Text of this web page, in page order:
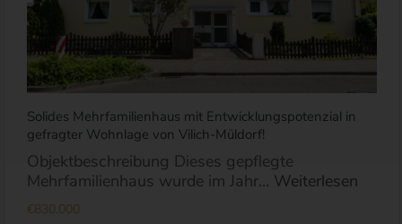
Solides Mehrfamilienhaus mit Entwicklungspotenzial in
gefragter Wohnlage von Vilich-Müldorf!
Objektbeschreibung Dieses gepflegte
Mehrfamilienhaus wurde im Jahr… Weiterlesen
€830.000